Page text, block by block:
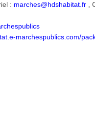
: marches@hdshabitat.fr ,
marchespublics.com/